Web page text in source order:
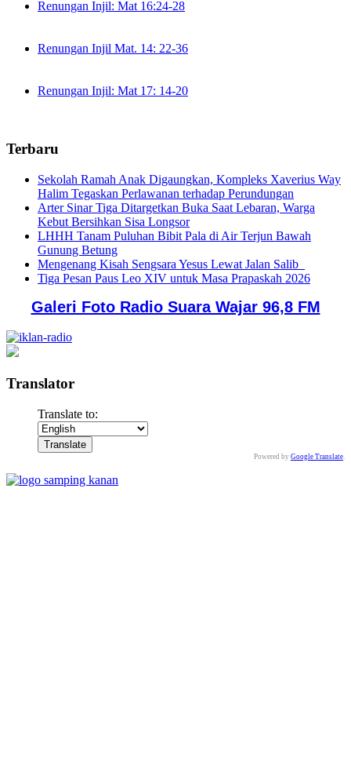
Renungan Injil: Mat 16:24-28
Renungan Injil Mat. 14: 22-36
Renungan Injil: Mat 17: 14-20
Terbaru
Sekolah Ramah Anak Digaungkan, Kompleks Xaverius Way
Halim Tegaskan Perlawanan terhadap Perundungan
Arter Sinar Tiga Ditargetkan Buka Saat Lebaran, Warga
Kebut Bersihkan Sisa Longsor
LHHH Tanam Puluhan Bibit Pala di Air Terjun Bawah
Gunung Betung
Mengenang Kisah Sengsara Yesus Lewat Jalan Salib
Tiga Pesan Paus Leo XIV untuk Masa Prapaskah 2026
Galeri Foto Radio Suara Wajar 96,8 FM
Translator
Translate to:
Powered by Google Translate